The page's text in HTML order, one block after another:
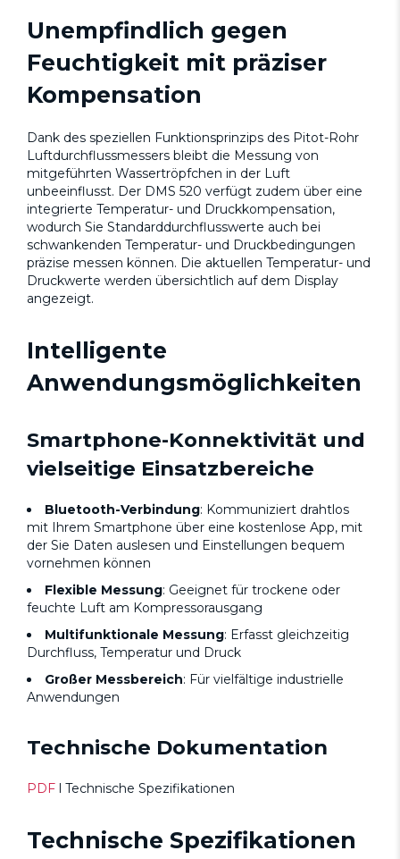
Unempfindlich gegen
Feuchtigkeit mit präziser
Kompensation
Dank des speziellen Funktionsprinzips des Pitot-Rohr
Luftdurchflussmessers bleibt die Messung von
mitgeführten Wassertröpfchen in der Luft
unbeeinflusst. Der DMS 520 verfügt zudem über eine
integrierte Temperatur- und Druckkompensation,
wodurch Sie Standarddurchflusswerte auch bei
schwankenden Temperatur- und Druckbedingungen
präzise messen können. Die aktuellen Temperatur- und
Druckwerte werden übersichtlich auf dem Display
angezeigt.
Intelligente
Anwendungsmöglichkeiten
Smartphone-Konnektivität und
vielseitige Einsatzbereiche
Bluetooth-Verbindung: Kommuniziert drahtlos
mit Ihrem Smartphone über eine kostenlose App, mit
der Sie Daten auslesen und Einstellungen bequem
vornehmen können
Flexible Messung: Geeignet für trockene oder
feuchte Luft am Kompressorausgang
Multifunktionale Messung: Erfasst gleichzeitig
Durchfluss, Temperatur und Druck
Großer Messbereich: Für vielfältige industrielle
Anwendungen
Technische Dokumentation
PDF Technische Spezifikationen
Technische Spezifikationen